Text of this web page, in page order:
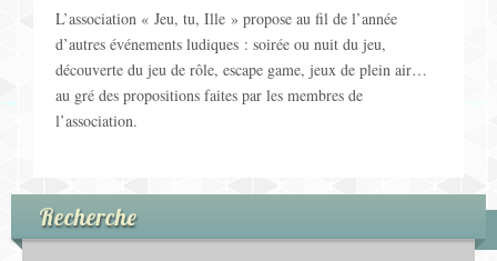
g
e
i
s
t
d
'
L’association « Jeu, tu, Ille » propose au fil de l’année
d’autres événements ludiques : soirée ou nuit du jeu,
découverte du jeu de rôle, escape game, jeux de plein air…
au gré des propositions faites par les membres de
l’association.
Recherche